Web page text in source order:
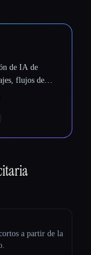
de IA de
flujos de
a partir de la